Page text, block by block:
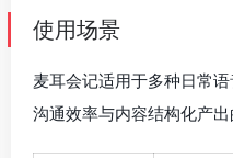
使用场景
麦耳会记适用于多种日常
沟通效率与内容结构化产出